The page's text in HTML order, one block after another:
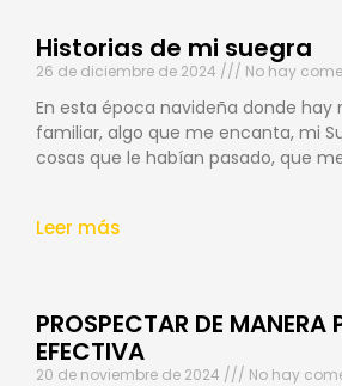
Historias de mi suegra
26 de diciembre de 2024 No hay
En esta época navideña donde
familiar, algo que me encanta, mi
cosas que le habían pasado, que
Leer más
PROSPECTAR DE MANERA
EFECTIVA
20 de noviembre de 2024 No hay